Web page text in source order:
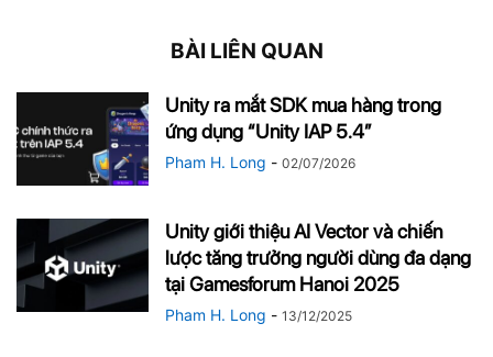
BÀI LIÊN QUAN
Unity ra mắt SDK mua hàng trong
ứng dụng “Unity IAP 5.4”
Pham H. Long - 02/07/2026
Unity giới thiệu AI Vector và chiến
lược tăng trưởng người dùng đa dạng
tại Gamesforum Hanoi 2025
Pham H. Long - 13/12/2025